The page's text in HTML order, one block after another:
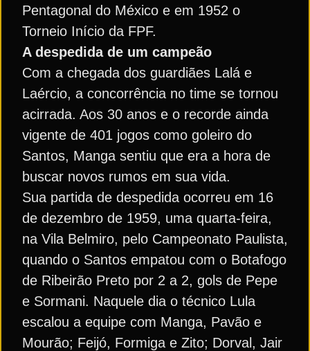
Pentagonal do México e em 1952 o
Torneio Início da FPF.
A despedida de um campeão
Com a chegada dos guardiães Lalá e
Laércio, a concorrência no time se tornou
acirrada. Aos 30 anos e o recorde ainda
vigente de 401 jogos como goleiro do
Santos, Manga sentiu que era a hora de
buscar novos rumos em sua vida.
Sua partida de despedida ocorreu em 16
de dezembro de 1959, uma quarta-feira,
na Vila Belmiro, pelo Campeonato Paulista,
quando o Santos empatou com o Botafogo
de Ribeirão Preto por 2 a 2, gols de Pepe
e Sormani. Naquele dia o técnico Lula
escalou a equipe com Manga, Pavão e
Mourão; Feijó, Formiga e Zito; Dorval, Jair